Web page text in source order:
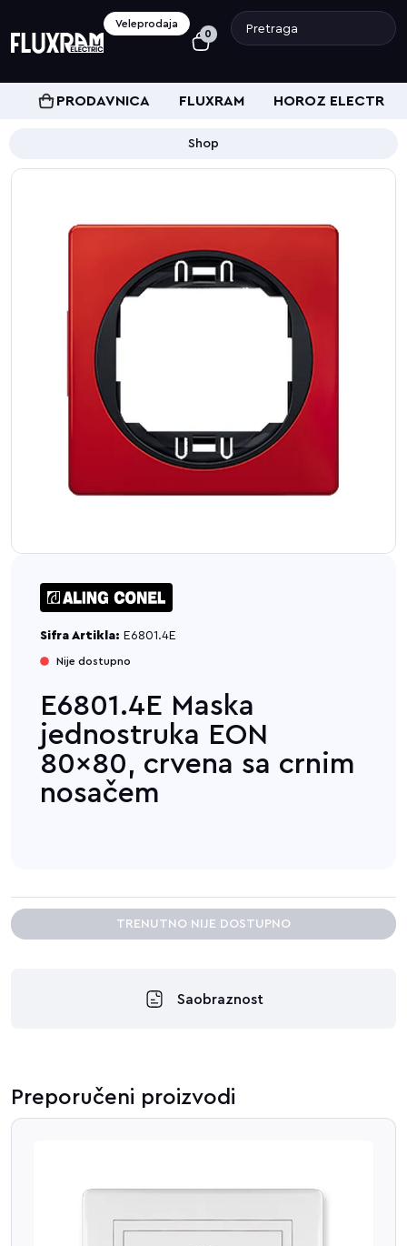
Veleprodaja
0
PRODAVNICA FLUXRAM HOROZ ELECTRIC
Shop
Sifra Artikla: E6801.4E
Nije dostupno
E6801.4E Maska
jednostruka EON
80x80, crvena sa crnim
nosačem
TRENUTNO NIJE DOSTUPNO
Saobraznost
Preporučeni proizvodi